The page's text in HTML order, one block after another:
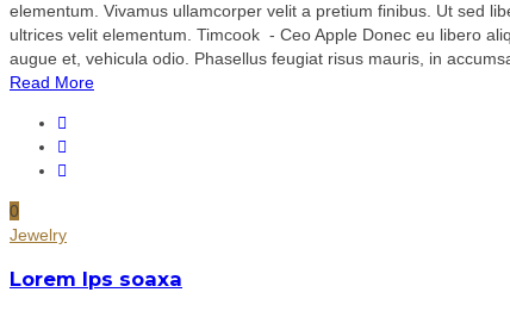
elementum. Vivamus ullamcorper velit a pretium finibus. Ut sed
ultrices velit elementum. Timcook - Ceo Apple Donec eu libero
augue et, vehicula odio. Phasellus feugiat risus mauris, in
Read More
0
Jewelry
Lorem Ips soaxa